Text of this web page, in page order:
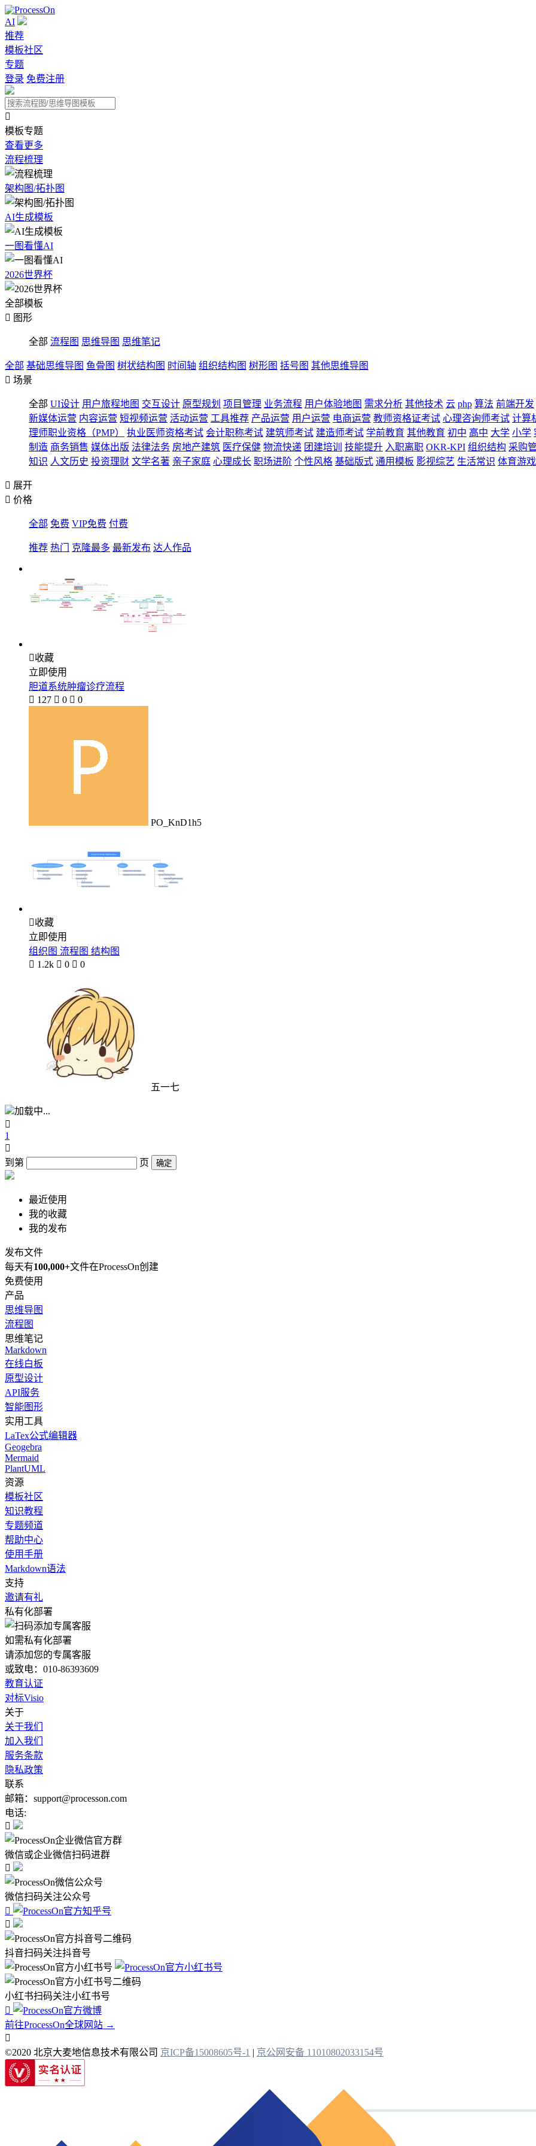
AI
推荐
模板社区
专题
登录 免费注册

模板专题
查看更多
流程梳理
架构图/拓扑图
AI生成模板
一图看懂AI
2026世界杯
全部模板
 图形
全部 流程图 思维导图 思维笔记
全部 基础思维导图 鱼骨图 树状结构图 时间轴 组织结构图 树形图 括号图 其他思维导图
 场景
全部 UI设计 用户旅程地图 交互设计 原型规划 项目管理 业务流程 用户体验地图 需求分析 其他技术 云 php 算法 前端开发
新媒体运营 内容运营 短视频运营 活动运营 工具推荐 产品运营 用户运营 电商运营 教师资格证考试 心理咨询师考试 计算
理师职业资格（PMP）
执业医师资格考试 会计职称考试 建筑师考试 建造师考试 学前教育 其他教育 初中 高中 大学 小学
制造 商务销售 媒体出版 法律法务 房地产建筑 医疗保健 物流快递 团建培训 技能提升 入职离职 OKR-KPI 组织结构 采购
知识 人文历史 投资理财 文学名著 亲子家庭 心理成长 职场进阶 个性风格 基础版式 通用模板 影视综艺 生活常识 体育游戏
 展开
 价格
全部 免费 VIP免费 付费
推荐 热门 克隆最多 最新发布 达人作品
收藏
立即使用
胆道系统肿瘤诊疗流程
 127  0  0
PO_KnD1h5
收藏
立即使用
组织图 流程图 结构图
 1.2k  0  0
五一七
加载中...

1

到第
页 确定
最近使用
我的收藏
我的发布
发布文件
每天有100,000+文件在ProcessOn创建
免费使用
产品
思维导图
流程图
思维笔记
Markdown
在线白板
原型设计
API服务
智能图形
实用工具
LaTex公式编辑器
Geogebra
Mermaid
PlantUML
资源
模板社区
知识教程
专题频道
帮助中心
使用手册
Markdown语法
支持
邀请有礼
私有化部署
如需私有化部署
请添加您的专属客服
或致电：010-86393609
教育认证
对标Visio
关于
关于我们
加入我们
服务条款
隐私政策
联系
邮箱：support@processon.com
电话:

微信或企业微信扫码进群

微信扫码关注公众号


抖音扫码关注抖音号
小红书扫码关注小红书号

前往ProcessOn全球网站 →

©2020 北京大麦地信息技术有限公司 京ICP备15008605号-1 | 京公网安备 11010802033154号